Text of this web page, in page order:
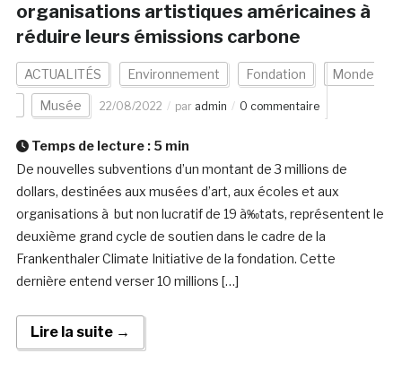
organisations artistiques américaines à
réduire leurs émissions carbone
ACTUALITÉS Environnement Fondation Monde
Musée 22/08/2022 par admin 0 commentaire
Temps de lecture : 5 min
De nouvelles subventions d’un montant de 3 millions de
dollars, destinées aux musées d’art, aux écoles et aux
organisations à but non lucratif de 19 à‰tats, représentent le
deuxième grand cycle de soutien dans le cadre de la
Frankenthaler Climate Initiative de la fondation. Cette
dernière entend verser 10 millions […]
Lire la suite →